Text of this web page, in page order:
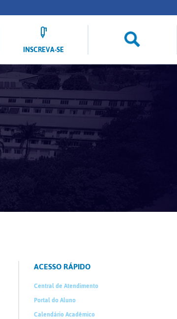
INSCREVA-SE
ACESSO RÁPIDO
Central de Atendimento
Portal do Aluno
Calendário Acadêmico